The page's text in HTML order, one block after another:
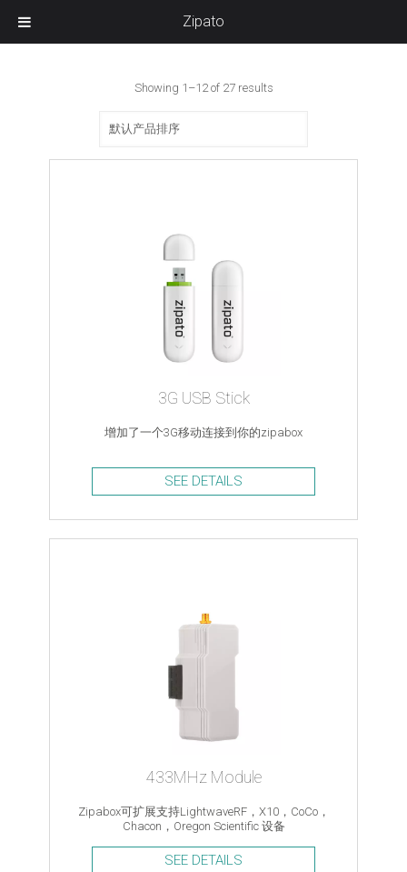
Showing 1–12 of 27 results
3G USB Stick
增加了一个3G移动连接到你的zipabox
SEE DETAILS
433MHz Module
Zipabox可扩展支持LightwaveRF，X10，CoCo，
Chacon，Oregon Scientific 设备
SEE DETAILS
Zipato